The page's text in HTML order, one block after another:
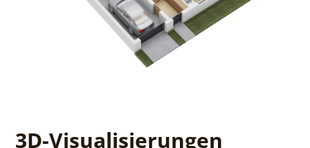
3D-Visualisierungen